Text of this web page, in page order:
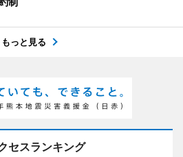
もっと見る
セスランキング